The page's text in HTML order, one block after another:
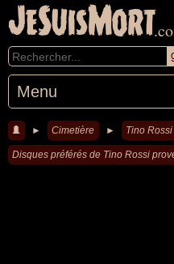
JeSuisMort
Menu
► Cimetière ► Tino Rossi
Disques préférés de Tino Rossi